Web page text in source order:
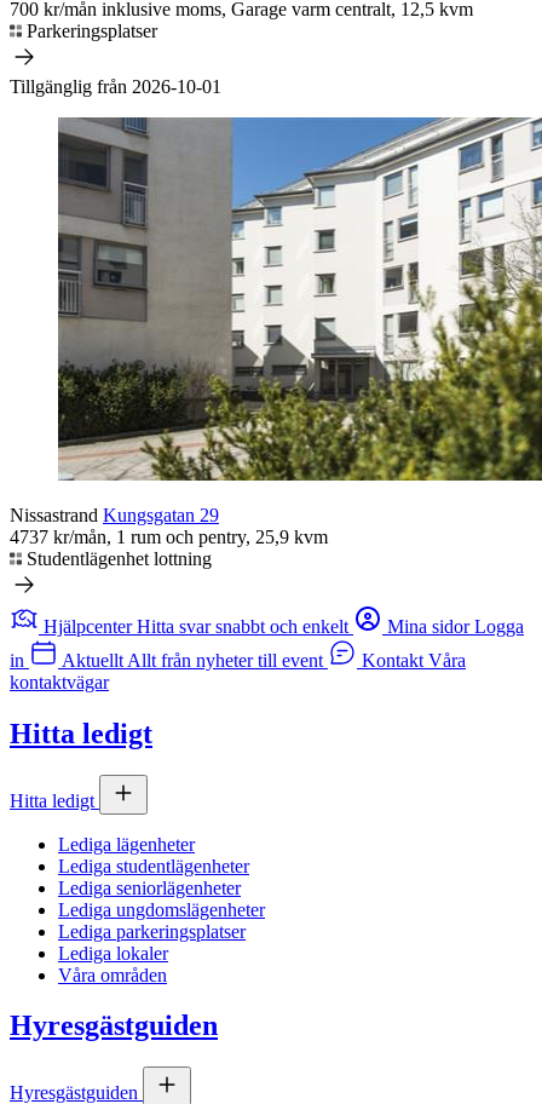
700 kr/mån inklusive moms, Garage varm centralt, 12,5 kvm
Parkeringsplatser
Tillgänglig från 2026-10-01
Nissastrand Kungsgatan 29
4737 kr/mån, 1 rum och pentry, 25,9 kvm
Studentlägenhet lottning
Hjälpcenter Hitta svar snabbt och enkelt Mina sidor Logga
in
Aktuellt Allt från nyheter till event Kontakt Våra
kontaktvägar
Hitta ledigt
Hitta ledigt
Lediga lägenheter
Lediga studentlägenheter
Lediga seniorlägenheter
Lediga ungdomslägenheter
Lediga parkeringsplatser
Lediga lokaler
Våra områden
Hyresgästguiden
Hyresgästguiden